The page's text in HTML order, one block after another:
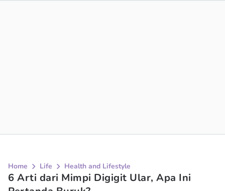
Home Life Health and Lifestyle
6 Arti dari Mimpi Digigit Ular, Apa Ini